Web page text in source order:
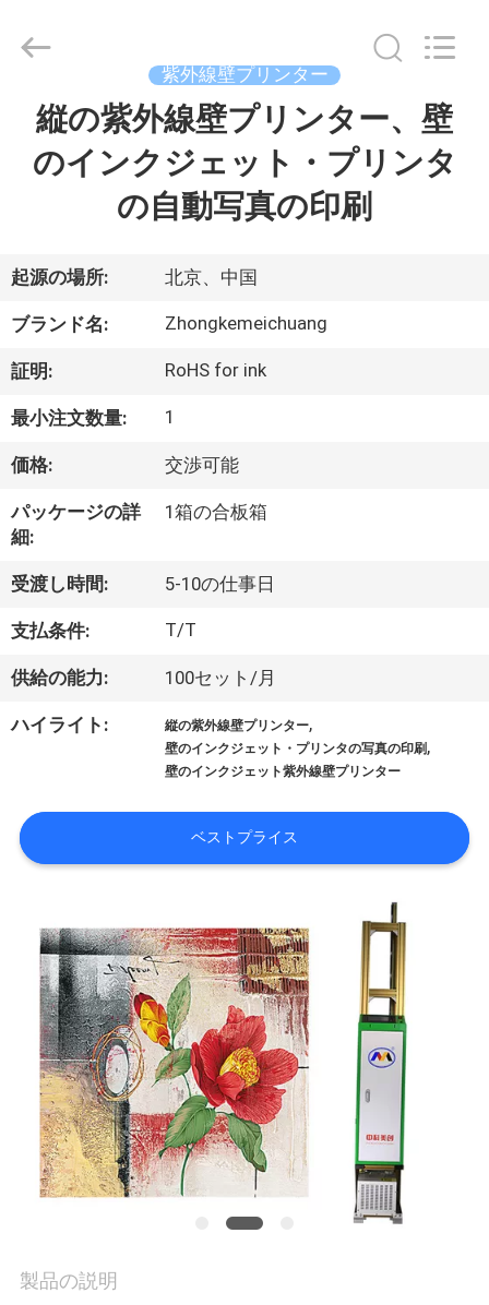
ダ
ク
ト
私
に
つ
い
て
工
旅
行
連
2025
Beijing
Technology
Reserved.
紫外線壁プリンター
縦の紫外線壁プリンター、壁
のインクジェット・プリンタ
の自動写真の印刷
起源の場所: 北京、中国
ブランド名: Zhongkemeichuang
証明: RoHS for ink
最小注文数量: 1
価格: 交渉可能
パッケージの詳
細:
1箱の合板箱
受渡し時間: 5-10の仕事日
支払条件: T/T
供給の能力: 100セット/月
ハイライト: 縦の紫外線壁プリンター,
壁のインクジェット・プリンタの写真の印刷 ,
壁のインクジェット紫外線壁プリンター
ベストプライス
製品の説明